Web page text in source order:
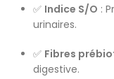
✅ Indice S/O :
urinaires.
✅ Fibres
digestive.